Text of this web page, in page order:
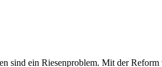
sind ein Riesenproblem. Mit der